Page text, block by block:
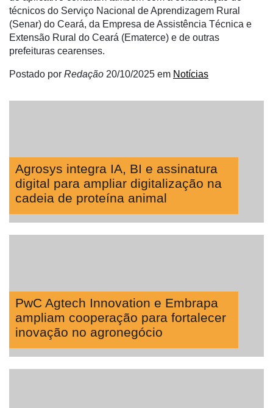
técnicos do Serviço Nacional de Aprendizagem Rural
(Senar) do Ceará, da Empresa de Assistência Técnica e
Extensão Rural do Ceará (Ematerce) e de outras
prefeituras cearenses.
Postado por Redação 20/10/2025 em Notícias
Agrosys integra IA, BI e assinatura
digital para ampliar digitalização na
cadeia de proteína animal
PwC Agtech Innovation e Embrapa
ampliam cooperação para fortalecer
inovação no agronegócio